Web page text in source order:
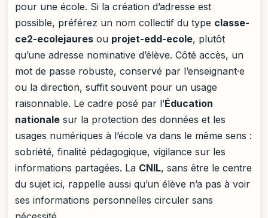
pour une école. Si la création d’adresse est
possible, préférez un nom collectif du type classe-
ce2-ecolejaures ou projet-edd-ecole, plutôt
qu’une adresse nominative d’élève. Côté accès, un
mot de passe robuste, conservé par l’enseignant·e
ou la direction, suffit souvent pour un usage
raisonnable. Le cadre posé par l’Éducation
nationale sur la protection des données et les
usages numériques à l’école va dans le même sens :
sobriété, finalité pédagogique, vigilance sur les
informations partagées. La CNIL, sans être le centre
du sujet ici, rappelle aussi qu’un élève n’a pas à voir
ses informations personnelles circuler sans